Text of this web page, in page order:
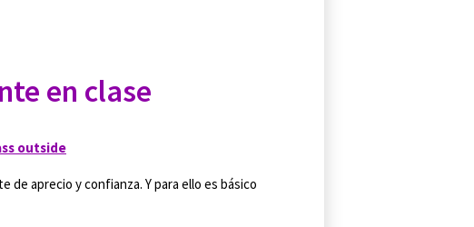
en clase
de aprecio y confianza. Y para ello es básico